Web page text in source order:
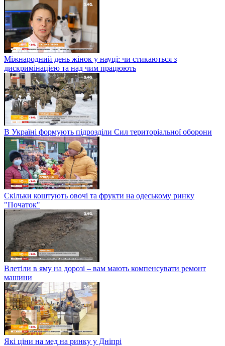
Міжнародний день жінок у науці: чи стикаються з
дискримінацією та над чим працюють
В Україні формують підрозділи Сил територіальної оборони
Скільки коштують овочі та фрукти на одеському ринку
"Початок"
Влетіли в яму на дорозі – вам мають компенсувати ремонт
машини
Які ціни на мед на ринку у Дніпрі